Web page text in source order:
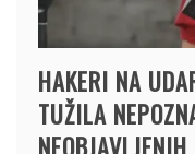
HAKERI NA
TUŽILA